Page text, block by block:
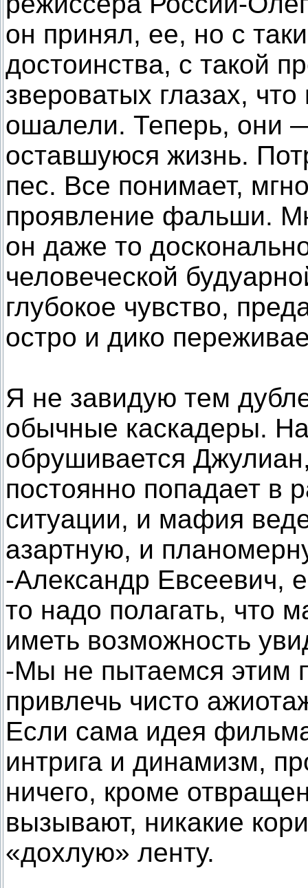
он принял, ее, но с
достоинства, с такой
звероватых глазах,
ошалели. Теперь, они
оставшуюся жизнь.
пес. Все понимает,
проявление фальши.
он даже то
человеческой
глубокое чувство,
остро и дико
Я не завидую тем
обычные каскадеры.
обрушивается
постоянно попадает в
ситуации, и мафия
азартную, и
-Александр Евсеевич,
то надо полагать, что
иметь возможность
-Мы не пытаемся этим
привлечь чисто
Если сама идея
интрига и динамизм,
ничего, кроме
вызывают, никакие
«дохлую» ленту.